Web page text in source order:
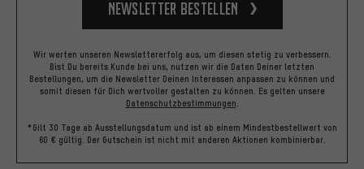
Newsletter bestellen
Wir werten unseren Newslettererfolg aus, um diesen stetig zu verbessern.
Bist Du bereits Kunde bei uns, nutzen wir die Daten Deiner letzten
Bestellungen, um die Newsletter Deinen Interessen anpassen zu können und
somit diesen für Dich wertvoller gestalten zu können. Es gelten unsere
Datenschutzbestimmungen.
*Gilt 30 Tage ab Ausstellungsdatum und ist ab einem Mindestbestellwert von
60 € gültig. Der Gutschein ist nicht mit anderen Aktionen kombinierbar.